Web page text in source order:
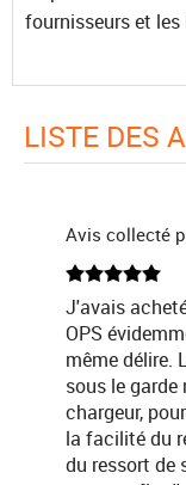
fournisseurs et les
LISTE DES
Avis collecté
J'avais
OPS
même délire.
sous le
chargeur,
la facilité du
du ressort de